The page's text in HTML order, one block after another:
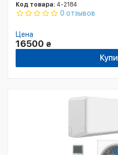
Код товара: 4-2184
0 отзывов
Цена
16500 ₴